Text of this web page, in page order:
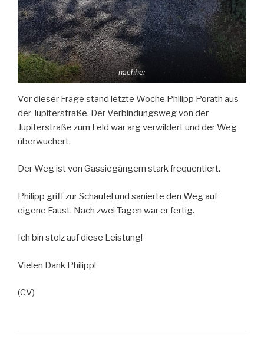
nachher
Vor dieser Frage stand letzte Woche Philipp Porath aus
der Jupiterstraße. Der Verbindungsweg von der
Jupiterstraße zum Feld war arg verwildert und der Weg
überwuchert.
Der Weg ist von Gassiegängern stark frequentiert.
Philipp griff zur Schaufel und sanierte den Weg auf
eigene Faust. Nach zwei Tagen war er fertig.
Ich bin stolz auf diese Leistung!
Vielen Dank Philipp!
(CV)